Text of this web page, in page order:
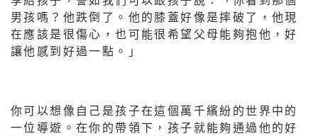
男孩嗎？他跌倒了。他的膝蓋好像是摔破了，他現
在應該是很傷心，也可能很希望父母能夠抱他，好
讓他感到好過一點。」
你可以想像自己是孩子在這個萬千繽紛的世界中的
一位導遊。在你的帶領下，孩子就能夠通過他的好